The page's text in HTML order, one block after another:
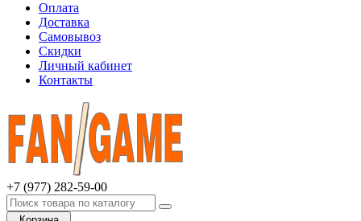
Оплата
Доставка
Самовывоз
Скидки
Личный кабинет
Контакты
+7 (977) 282-59-00